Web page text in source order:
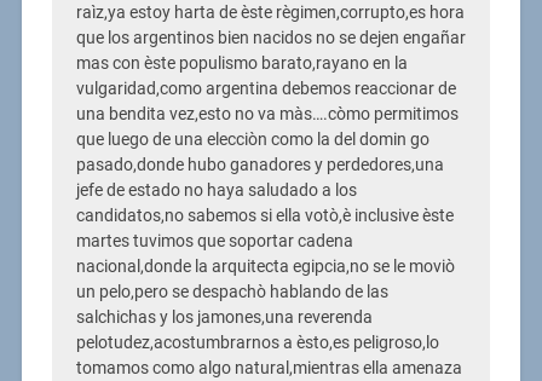
raìz,ya estoy harta de èste règimen,corrupto,es hora
que los argentinos bien nacidos no se dejen engañar
mas con èste populismo barato,rayano en la
vulgaridad,como argentina debemos reaccionar de
una bendita vez,esto no va màs….còmo permitimos
que luego de una elecciòn como la del domin go
pasado,donde hubo ganadores y perdedores,una
jefe de estado no haya saludado a los
candidatos,no sabemos si ella votò,è inclusive èste
martes tuvimos que soportar cadena
nacional,donde la arquitecta egipcia,no se le moviò
un pelo,pero se despachò hablando de las
salchichas y los jamones,una reverenda
pelotudez,acostumbrarnos a èsto,es peligroso,lo
tomamos como algo natural,mientras ella amenaza